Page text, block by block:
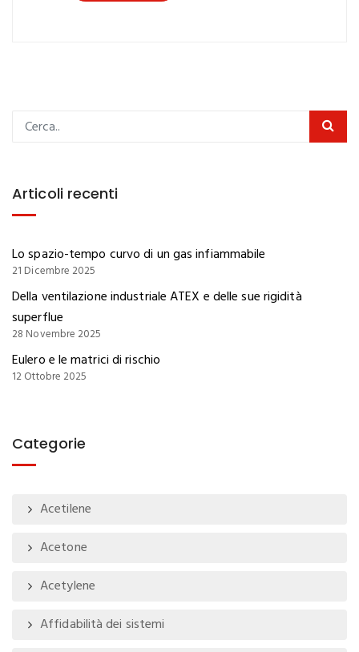
Articoli recenti
Lo spazio-tempo curvo di un gas infiammabile
21 Dicembre 2025
Della ventilazione industriale ATEX e delle sue rigidità
superflue
28 Novembre 2025
Eulero e le matrici di rischio
12 Ottobre 2025
Categorie
Acetilene
Acetone
Acetylene
Affidabilità dei sistemi